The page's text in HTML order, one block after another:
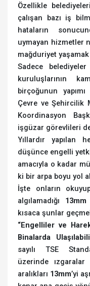
Özellikle
çalışan bazı iş
hataların
uymayan hizmetler
mağduriyet
Sadece
kuruluşlarının
birçoğunun
Çevre ve Şehircilik
Koordinasyon
işgüzar görevlileri
Yıllardır yapılan
düşünce engelli
amacıyla o kadar
ki bir arpa boyu yol
İşte onların
algılamadığı 13mm
kısaca şunlar
“Engelliler ve
Binalarda
sayılı TSE
üzerinde
aralıkları 13mm’yi